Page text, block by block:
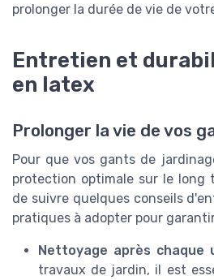
prolonger la durée de vie de
Entretien et
en latex
Prolonger la vie de vos
Pour que vos gants de
protection optimale sur le long
de suivre quelques conseils
pratiques à adopter pour
Nettoyage après chaque
travaux de jardin, il est